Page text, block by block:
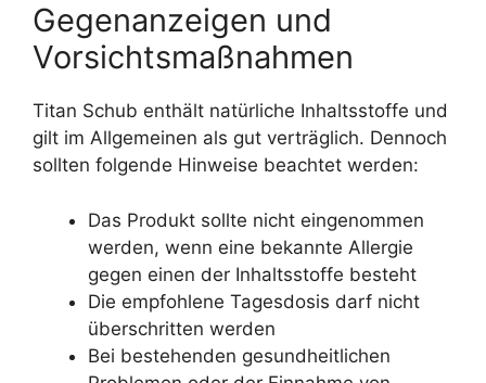
Gegenanzeigen und
Vorsichtsmaßnahmen
Titan Schub enthält natürliche Inhaltsstoffe und
gilt im Allgemeinen als gut verträglich. Dennoch
sollten folgende Hinweise beachtet werden:
Das Produkt sollte nicht eingenommen
werden, wenn eine bekannte Allergie
gegen einen der Inhaltsstoffe besteht
Die empfohlene Tagesdosis darf nicht
überschritten werden
Bei bestehenden gesundheitlichen